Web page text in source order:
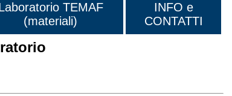
TEMAF
(materiali)
INFO e
CONTATTI